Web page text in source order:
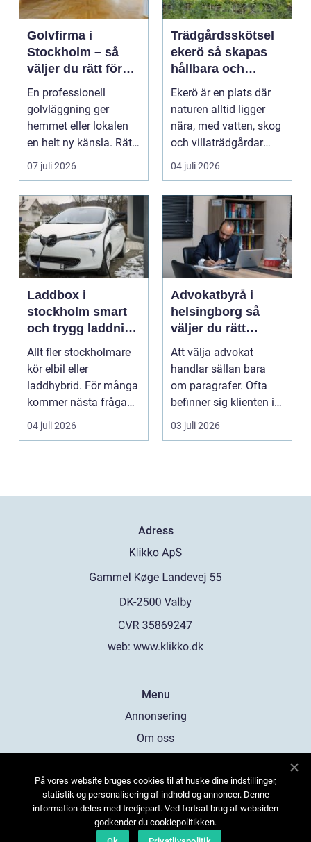
Golvfirma i
Stockholm – så
väljer du rätt för
ett hållbart golv
En professionell
golvläggning ger
hemmet eller lokalen
en helt ny känsla. Rätt
materi...
07 juli 2026
Trädgårdsskötsel
ekerö så skapas
hållbara och
vackra utemiljöer
året runt
Ekerö är en plats där
naturen alltid ligger
nära, med vatten, skog
och villaträdgårdar
som ramar in ...
04 juli 2026
Laddbox i
stockholm smart
och trygg laddning
hemma och på
jobbet
Allt fler stockholmare
kör elbil eller
laddhybrid. För många
kommer nästa fråga
direkt: hur laddar m...
04 juli 2026
Advokatbyrå i
helsingborg så
väljer du rätt
juridiskt stöd
Att välja advokat
handlar sällan bara
om paragrafer. Ofta
befinner sig klienten i
en utsatt situatio...
03 juli 2026
Adress
web: www.klikko.dk
Menu
Annonsering
Om oss
Kontakta oss
Sitemap
På vores website bruges cookies til at huske dine indstillinger,
statistik og personalisering af indhold og annoncer. Denne
information deles med tredjepart. Ved fortsat brug af websiden
godkender du cookiepolitikken.